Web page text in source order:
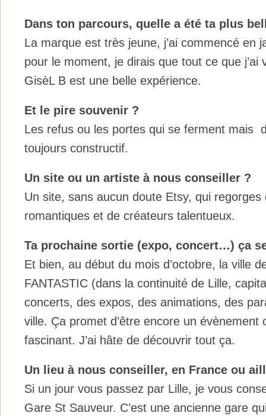
Dans ton parcours, quelle a été ta plus
La marque est très jeune, j’ai commencé en
pour le moment, je dirais que tout ce que j’ai
GisèL B est une belle expérience.
Et le pire souvenir ?
Les refus ou les portes qui se ferment mais
toujours constructif.
Un site ou un artiste à nous conseiller ?
Un site, sans aucun doute Etsy, qui regorges
romantiques et de créateurs talentueux.
Ta prochaine sortie (expo, concert…) ça
Et bien, au début du mois d’octobre, la ville
FANTASTIC (dans la continuité de Lille,
concerts, des expos, des animations, des
ville. Ça promet d’être encore un évènement
fascinant. J’ai hâte de découvrir tout ça.
Un lieu à nous conseiller, en France ou
Si un jour vous passez par Lille, je vous
Gare St Sauveur. C’est une ancienne gare